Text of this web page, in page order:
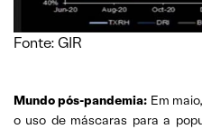
Fonte: GIR
Mundo pós-pandemia: Em
o uso de máscaras para a